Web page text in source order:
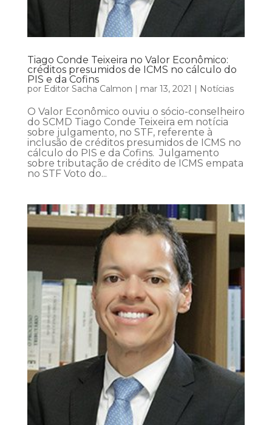
Tiago Conde Teixeira no Valor Econômico:
créditos presumidos de ICMS no cálculo do
PIS e da Cofins
por Editor Sacha Calmon | mar 13, 2021 | Notícias
O Valor Econômico ouviu o sócio-conselheiro
do SCMD Tiago Conde Teixeira em notícia
sobre julgamento, no STF, referente à
inclusão de créditos presumidos de ICMS no
cálculo do PIS e da Cofins. Julgamento
sobre tributação de crédito de ICMS empata
no STF Voto do...